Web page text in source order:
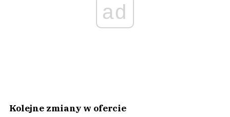
ad
Kolejne zmiany w ofercie